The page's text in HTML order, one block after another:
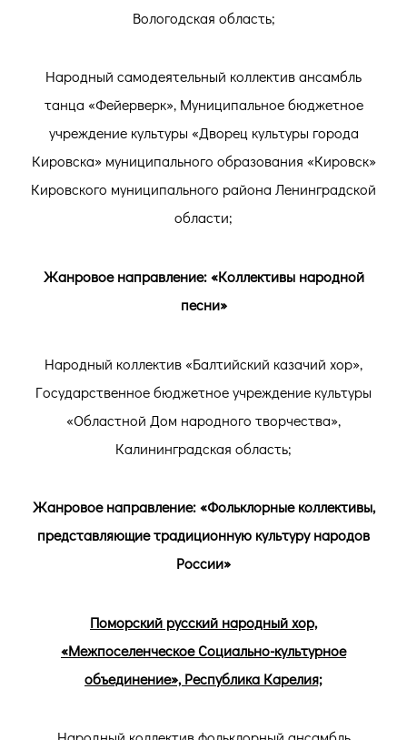
Вологодская область;
Народный самодеятельный коллектив ансамбль
танца «Фейерверк», Муниципальное бюджетное
учреждение культуры «Дворец культуры города
Кировска» муниципального образования «Кировск»
Кировского муниципального района Ленинградской
области;
Жанровое направление: «Коллективы народной
песни»
Народный коллектив «Балтийский казачий хор»,
Государственное бюджетное учреждение культуры
«Областной Дом народного творчества»,
Калининградская область;
Жанровое направление: «Фольклорные коллективы,
представляющие традиционную культуру народов
России»
Поморский русский народный хор,
«Межпоселенческое Социально-культурное
объединение», Республика Карелия;